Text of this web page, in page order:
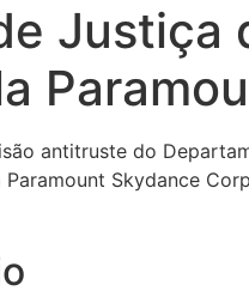
Justiça
antitruste do
Skydance